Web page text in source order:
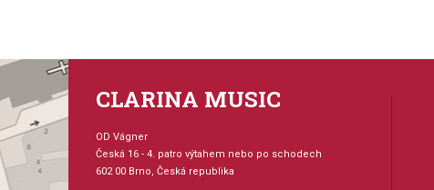
Velikost (rozměr): 23 x 30 cm
Počet skladeb: 10
Počet stran: 15
CLARINA MUSIC
OD Vágner
Česká 16 - 4. patro výtahem nebo po schodech
602 00 Brno, Česká republika